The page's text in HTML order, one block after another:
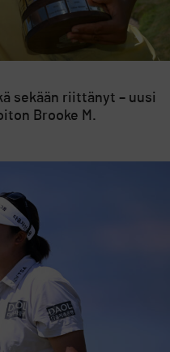
sekään riittänyt – uusi
Brooke M.